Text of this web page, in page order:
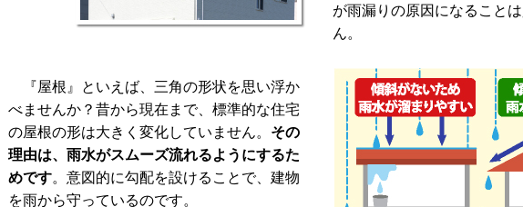
が雨漏りの原因になること
ん。
『屋根』といえば、三角の形状を思い浮か
べませんか？昔から現在まで、標準的な住宅
の屋根の形は大きく変化していません。 その
理由は、雨水がスムーズ流れるようにするた
めです。意図的に勾配を設けることで、建物
を雨から守っているのです。